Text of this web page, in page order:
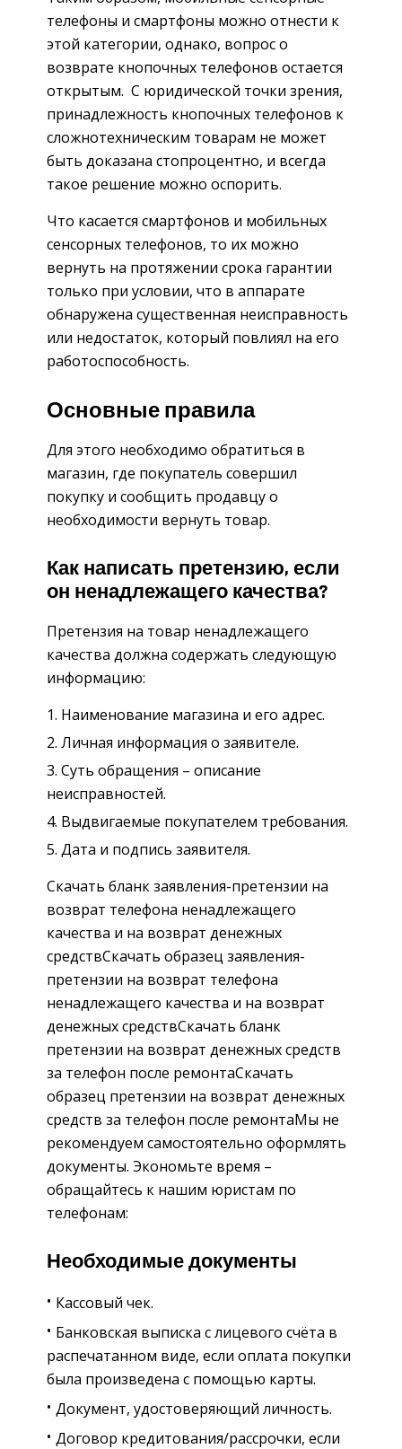
телефоны и смартфоны можно отнести к
этой категории, однако, вопрос о
возврате кнопочных телефонов остается
открытым. С юридической точки зрения,
принадлежность кнопочных телефонов к
сложнотехническим товарам не может
быть доказана стопроцентно, и всегда
такое решение можно оспорить.
Что касается смартфонов и мобильных
сенсорных телефонов, то их можно
вернуть на протяжении срока гарантии
только при условии, что в аппарате
обнаружена существенная неисправность
или недостаток, который повлиял на его
работоспособность.
Основные правила
Для этого необходимо обратиться в
магазин, где покупатель совершил
покупку и сообщить продавцу о
необходимости вернуть товар.
Как написать претензию, если
он ненадлежащего качества?
Претензия на товар ненадлежащего
качества должна содержать следующую
информацию:
Наименование магазина и его адрес.
Личная информация о заявителе.
Суть обращения – описание
неисправностей.
Выдвигаемые покупателем требования.
Дата и подпись заявителя.
Скачать бланк заявления-претензии на
возврат телефона ненадлежащего
качества и на возврат денежных
средствСкачать образец заявления-
претензии на возврат телефона
ненадлежащего качества и на возврат
денежных средствСкачать бланк
претензии на возврат денежных средств
за телефон после ремонтаСкачать
образец претензии на возврат денежных
средств за телефон после ремонтаМы не
рекомендуем самостоятельно оформлять
документы. Экономьте время –
обращайтесь к нашим юристам по
телефонам:
Необходимые документы
Кассовый чек.
Банковская выписка с лицевого счёта в
распечатанном виде, если оплата покупки
была произведена с помощью карты.
Документ, удостоверяющий личность.
Договор кредитования/рассрочки, если